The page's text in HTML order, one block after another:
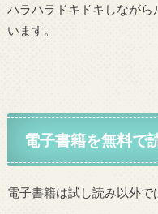
ハラハラドキドキしなが
います。
電子書籍を無料で
電子書籍は試し読み以外で